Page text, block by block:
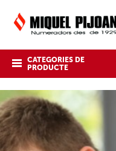
CATEGORIES DE
PRODUCTE